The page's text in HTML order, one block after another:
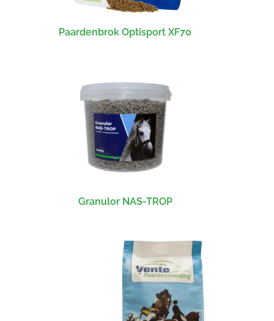
Paardenbrok Optisport XF70
Granulor NAS-TROP